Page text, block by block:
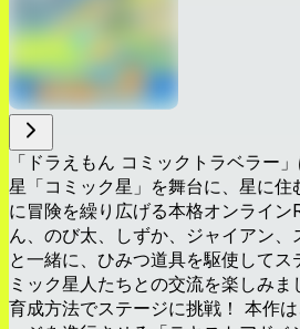
「ドラえもん コミックトラベラー
星「コミック星」を舞台に、星に
に冒険を繰り広げる本格オンライン
ん、のび太、しずか、ジャイアン、
と一緒に、ひみつ道具を駆使してス
ミック星人たちとの交流を楽しみ
育成方法でステージに挑戦！ 本作